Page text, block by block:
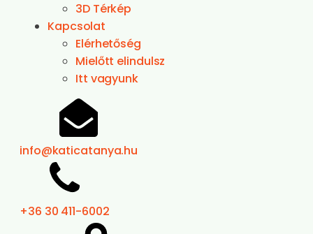
3D Térkép
Kapcsolat
Elérhetőség
Mielőtt elindulsz
Itt vagyunk
info@katicatanya.hu
+36 30 411-6002